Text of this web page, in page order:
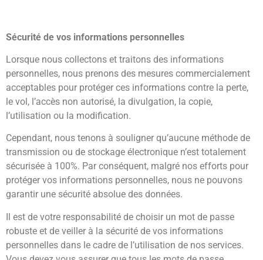
Sécurité de vos informations personnelles
Lorsque nous collectons et traitons des informations
personnelles, nous prenons des mesures commercialement
acceptables pour protéger ces informations contre la perte,
le vol, l’accès non autorisé, la divulgation, la copie,
l’utilisation ou la modification.
Cependant, nous tenons à souligner qu’aucune méthode de
transmission ou de stockage électronique n’est totalement
sécurisée à 100%. Par conséquent, malgré nos efforts pour
protéger vos informations personnelles, nous ne pouvons
garantir une sécurité absolue des données.
Il est de votre responsabilité de choisir un mot de passe
robuste et de veiller à la sécurité de vos informations
personnelles dans le cadre de l’utilisation de nos services.